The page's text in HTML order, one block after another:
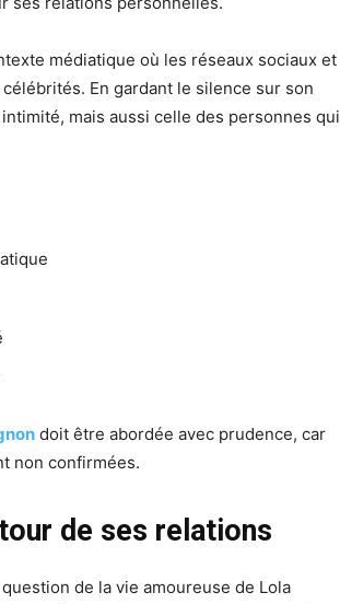
médiatique où les réseaux sociaux et
En gardant le silence sur son
mais aussi celle des personnes qui
doit être abordée avec prudence, car
non confirmées.
de ses relations
de la vie amoureuse de Lola